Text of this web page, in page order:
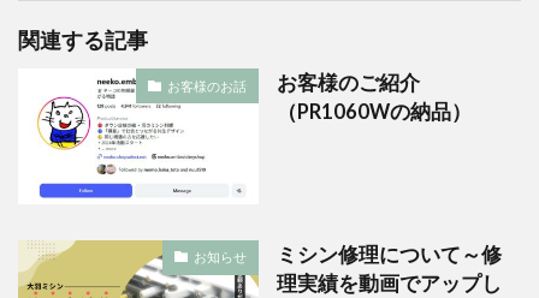
関連する記事
お客様のお話
お客様のご紹介
（PR1060Wの納品）
お知らせ
ミシン修理について～修
理実績を動画でアップし